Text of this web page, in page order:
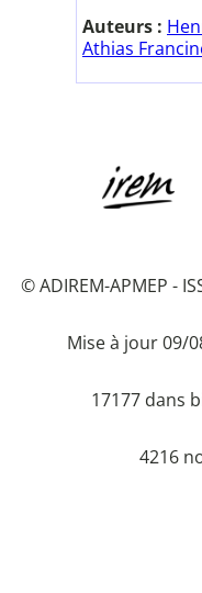
Auteurs :
Athias
© ADIREM-APMEP -
Mise à jour 09/
17177 dans
4216